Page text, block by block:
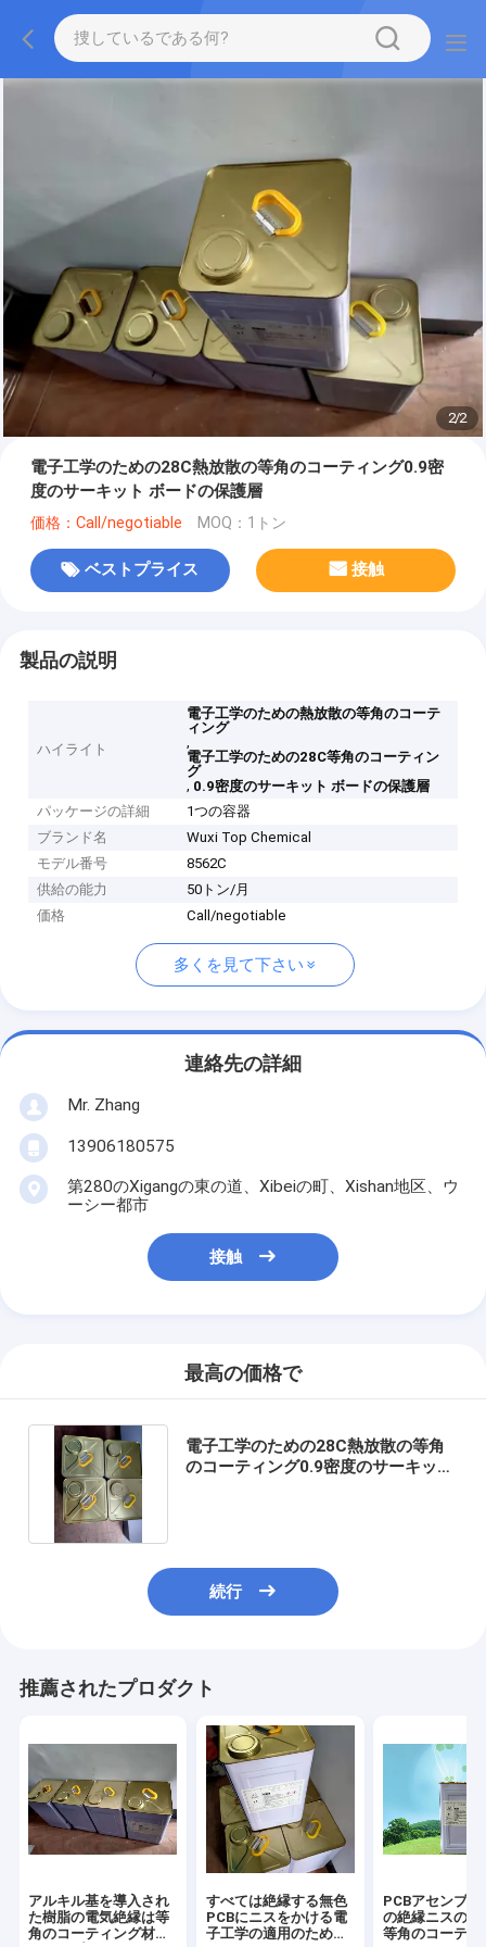
2/2
電子工学のための28C熱放散の等角のコーティング0.9密
度のサーキット ボードの保護層
価格：Call/negotiable MOQ：1トン
ベストプライス 接触
製品の説明
ハイライト
電子工学のための熱放散の等角のコーテ
ィング
,
電子工学のための28C等角のコーティン
グ
, 0.9密度のサーキット ボードの保護層
パッケージの詳細
1つの容器
ブランド名
Wuxi Top Chemical
モデル番号
8562C
供給の能力
50トン/月
価格
Call/negotiable
多くを見て下さい
連絡先の詳細
Mr. Zhang
13906180575
第280のXigangの東の道、Xibeiの町、Xishan地区、ウ
ーシー都市
接触
最高の価格で
電子工学のための28C熱放散の等角
のコーティング0.9密度のサーキット
続行
推薦されたプロダクト
アルキル基を導入され
た樹脂の電気絶縁は等
角のコーティング材料
すべては絶縁する無色
PCBにニスをかける電
子工学の適用のための
PCBアセンブリ
の絶縁ニスのペ
等角のコーティ